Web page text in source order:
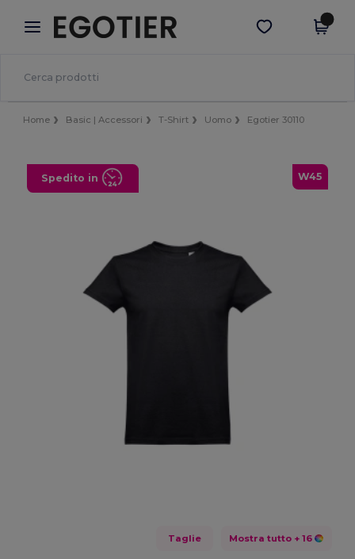
× App Egotier
Prezzi migliori sull'app!
Scarica app
Home Basic | Accessori T-Shirt Uomo Egotier 30110
W45
Spedito in
Taglie Mostra tutto + 16